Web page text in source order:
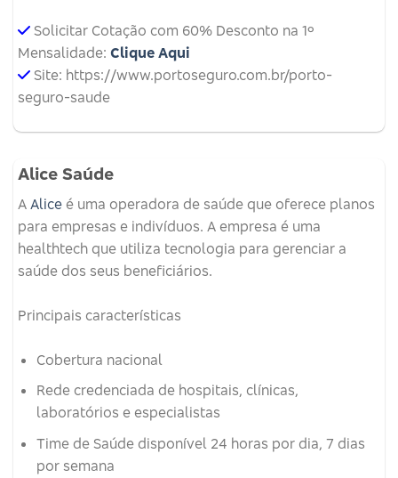
Solicitar Cotação com 60% Desconto na 1º
Mensalidade: Clique Aqui
Site: https://www.portoseguro.com.br/porto-
seguro-saude
Alice Saúde
A Alice é uma operadora de saúde que oferece planos
para empresas e indivíduos. A empresa é uma
healthtech que utiliza tecnologia para gerenciar a
saúde dos seus beneficiários.
Principais características
Cobertura nacional
Rede credenciada de hospitais, clínicas,
laboratórios e especialistas
Time de Saúde disponível 24 horas por dia, 7 dias
por semana